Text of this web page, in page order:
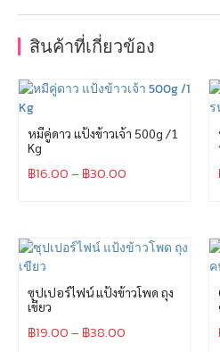
สินค้าที่เกี่ยวข้อง
หมีคู่ดาว แป้งข้าวเจ้า 500g /1
Kg
฿16.00– ฿30.00
ซุปเปอร์ไฟน์ แป้งข้าวโพด ถุง
เขียว
฿19.00– ฿38.00